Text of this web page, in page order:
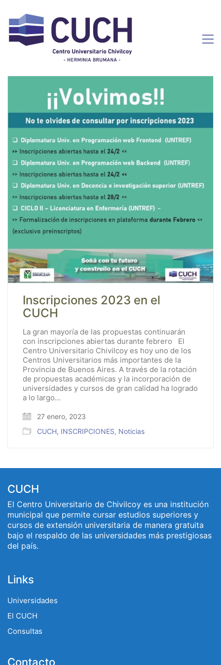
Inscripciones 2023 en el
CUCH
La gran mayoría de las propuestas continuarán
con inscripciones abiertas durante febrero El
Centro Universitario Chivilcoy es hoy uno de los
Centros Universitarios más importantes de la
Provincia de Buenos Aires. A través de la rotación
de propuestas académicas y la incorporación de
universidades y cursos de gran calidad ha logrado
a lo largo…
27 enero, 2023
CUCH, INSCRIPCIONES, Noticias
CUCH
El Centro Universitario de Chivilcoy es una institución
municipal que permite cursar estudios superiores y
cursos de extensión universitaria de manera gratuita
bajo el respaldo de las universidades más prestigiosas
del país.
Links
Universidades
El CUCH
Consultas
Contacto